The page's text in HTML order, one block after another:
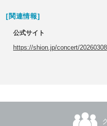
[関連情報]
公式サイト
https://shion.jp/concert/